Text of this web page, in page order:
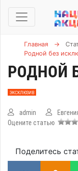
Главная →
Родной без
РОДНОЙ
ЭКСКЛЮЗИВ
admin
Оцените статью
Поделитесь